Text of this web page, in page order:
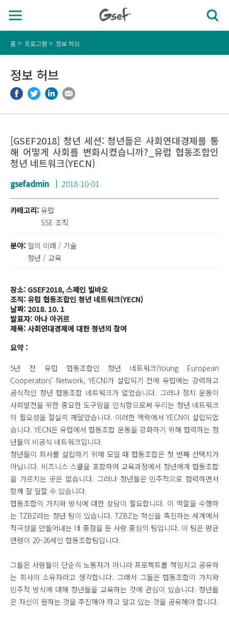
홈 프로그램 정보 허브
정보 허브
[GSEF2018] 청년 세션: 청년들은 사회연대경제를 통
해 어떻게 사회를 변화시켰습니까?_유럽 협동조합인
청년 네트워크(YECN)
gsefadmin 2018-10-01
카테고리: 유럽
SSE 조직
분야: 일의 미래 / 기술
청년 / 교육
장소: GSEF2018, 스페인 빌바오
조직: 유럽 협동조합인 청년 네트워크(YECN)
날짜: 2018. 10. 1
발표자: 아나 아귀르
제목: 사회연대경제에 대한 청년의 참여
요약 :
5년 전 유럽 협동조합인 청년 네트워크(Young European
Cooperators’ Network, YECN)가 설립되기 전에 유럽에는 강력하고
공식적인 청년 협동조합 네트워크가 없었습니다. 그러나 정치 운동이
사회발전을 위한 중요한 도구임을 인식함으로써 우리는 청년 네트워크
의 필요성을 절실히 깨달았습니다. 이러한 맥락에서 YECN이 설립되었
습니다. YECN은 유럽에서 협동조합 운동을 강화하기 위해 협력하는 청
년들의 비공식 네트워크입니다.
청년들이 회사를 설립하기 위해 모일 때 협동조합은 첫 번째 선택지가
아닙니다. 비즈니스 스쿨을 포함하여 교육과정에서 청년에게 협동조합
을 가르치는 곳은 없습니다. 그러나 청년들은 민주적으로 협력하면서
함께 잘 일할 수 있습니다.
협동조합의 가치와 방식에 대한 상담이 필요합니다. 이 역할을 수행하
는 TZBZ라는 청년 팀이 있습니다. TZBZ는 혁신을 촉진하는 세계에서
적극성을 만들어내는 데 중점을 둔 사람 중심의 팀입니다. 이 팀은 평균
연령이 20~26세인 협동조합팀입니다.
그들은 사람들이 단순히 노동자가 아니라 프로젝트를 책임지고 공유하
는 회사의 소유자라고 생각합니다. 그래서 그들은 협동조합의 가치와
민주적 방식에 대해 청년들을 교육하는 것에 관심이 있습니다. 청년들
은 자신이 원하는 것을 추진해야 하고 알고 있는 것을 공유해야 합니다.